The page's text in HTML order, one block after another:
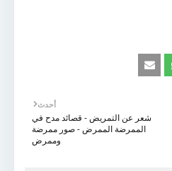
أحدث
شعر عن التمريض - قصائد مدح في
الممرضة الممرض - صور ممرضة
وممرض